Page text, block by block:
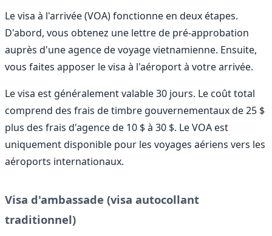
Le visa à l'arrivée (VOA) fonctionne en deux étapes.
D'abord, vous obtenez une lettre de pré-approbation
auprès d'une agence de voyage vietnamienne. Ensuite,
vous faites apposer le visa à l'aéroport à votre arrivée.
Le visa est généralement valable 30 jours. Le coût total
comprend des frais de timbre gouvernementaux de 25 $
plus des frais d'agence de 10 $ à 30 $. Le VOA est
uniquement disponible pour les voyages aériens vers les
aéroports internationaux.
Visa d'ambassade (visa autocollant
traditionnel)